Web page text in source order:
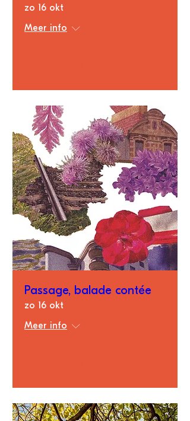
zo 16 okt
Meer info
Passage, balade contée
zo 16 okt
Meer info